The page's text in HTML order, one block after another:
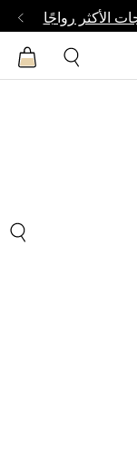
الأكثر رواجًا